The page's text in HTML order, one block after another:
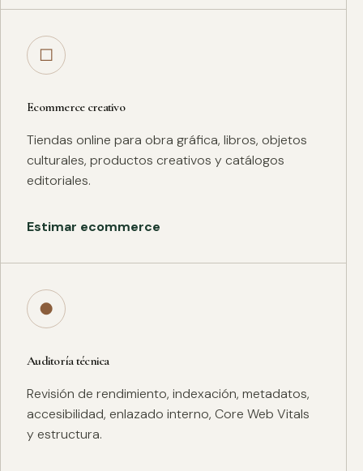
□
Ecommerce creativo
Tiendas online para obra gráfica, libros, objetos
culturales, productos creativos y catálogos
editoriales.
Estimar ecommerce
●
Auditoría técnica
Revisión de rendimiento, indexación, metadatos,
accesibilidad, enlazado interno, Core Web Vitals
y estructura.